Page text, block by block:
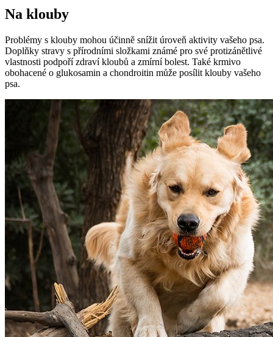
Na klouby
Problémy s klouby mohou účinně snížit úroveň aktivity vašeho psa.
Doplňky stravy s přírodními složkami známé pro své protizánětlivé
vlastnosti podpoří zdraví kloubů a zmírní bolest. Také krmivo
obohacené o glukosamin a chondroitin může posílit klouby vašeho
psa.